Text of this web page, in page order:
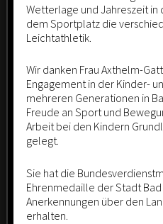
Suchen
nach:
Neueste
05.Mai 2026 – Trauer um
Wetterlage und Jahreszeit
dem Sportplatz die
Leichtathletik.
Wir danken Frau Axthelm-
Engagement in der Kinder-
mehreren Generationen in
Freude an Sport und
Arbeit bei den Kindern
gelegt.
Sie hat die
Ehrenmedaille der Stadt
Anerkennungen über den
erhalten.